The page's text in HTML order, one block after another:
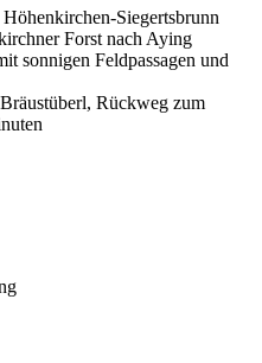
Siegertsbrunn
Forst nach Aying
sonnigen Feldpassagen und
Rückweg zum